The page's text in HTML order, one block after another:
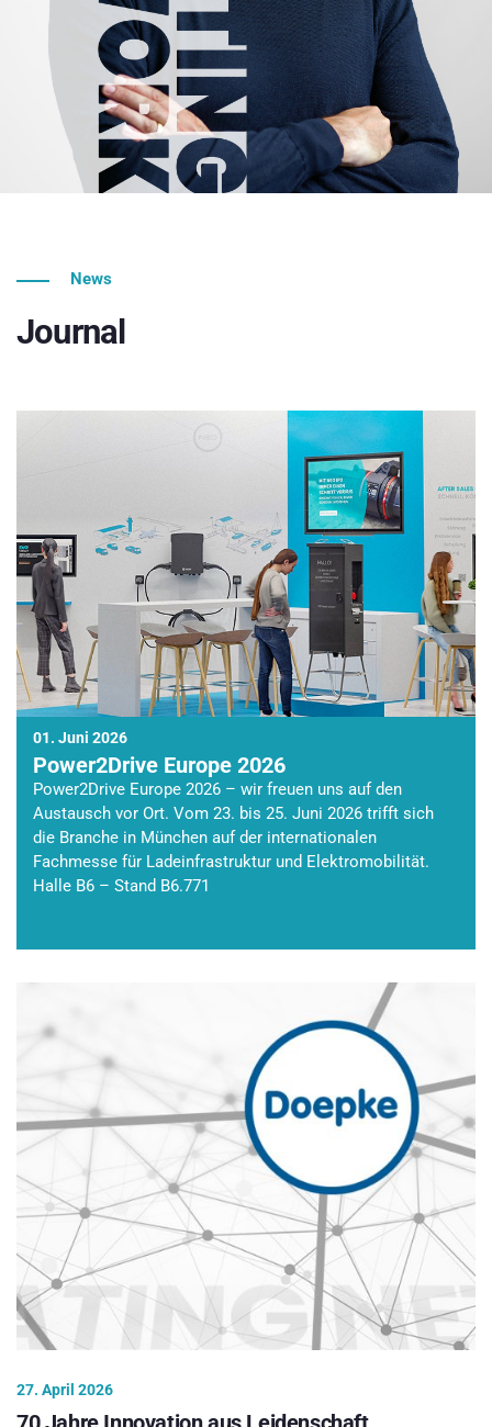
News
Journal
01. Juni 2026
Power2Drive Europe 2026
Power2Drive Europe 2026 – wir freuen uns auf den
Austausch vor Ort. Vom 23. bis 25. Juni 2026 trifft sich
die Branche in München auf der internationalen
Fachmesse für Ladeinfrastruktur und Elektromobilität.
Halle B6 – Stand B6.771
27. April 2026